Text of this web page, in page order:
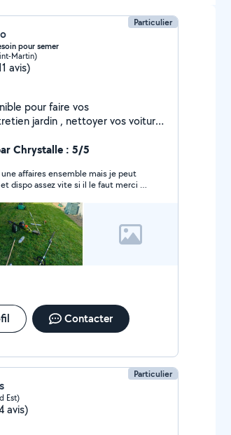
Particulier
pour semer
Martin)
avis)
pour faire vos
jardin , nettoyer vos voiture
Chrystalle : 5/5
affaires ensemble mais je peut
assez vite si il le faut merci à
Contacter
Particulier
Est)
avis)